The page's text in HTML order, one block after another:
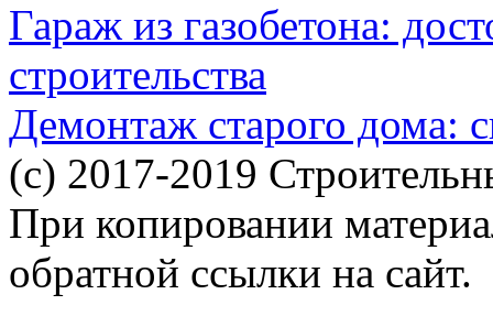
Гараж из газобетона:
строительства
Демонтаж старого дома:
(c) 2017-2019
При копировании
обратной ссылки на сайт.